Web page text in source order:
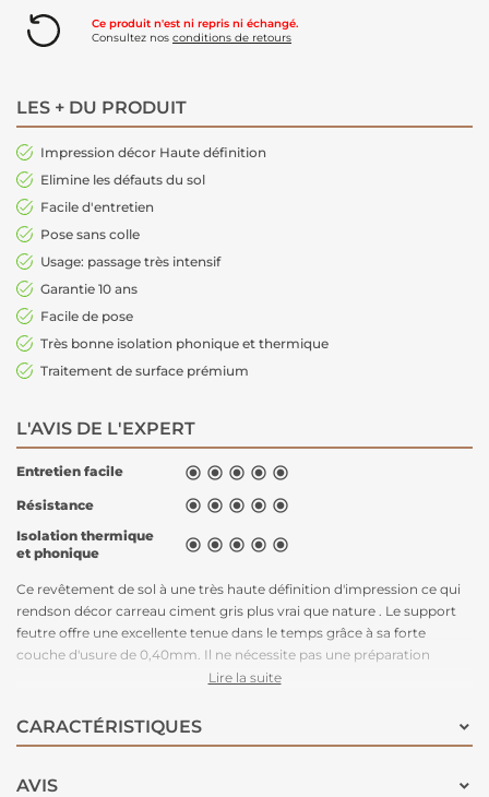
Ce produit n'est ni repris ni échangé.
Consultez nos conditions de retours
LES + DU PRODUIT
Impression décor Haute définition
Elimine les défauts du sol
Facile d'entretien
Pose sans colle
Usage: passage très intensif
Garantie 10 ans
Facile de pose
Très bonne isolation phonique et thermique
Traitement de surface prémium
L'AVIS DE L'EXPERT
Entretien facile     
Résistance     
Isolation thermique
et phonique
    
Ce revêtement de sol à une très haute définition d'impression ce qui
rendson décor carreau ciment gris plus vrai que nature . Le support
feutre offre une excellente tenue dans le temps grâce à sa forte
couche d'usure de 0,40mm. Il ne nécessite pas une préparation
préalable du sol. Il est possible de le poser sans colle. Sensation de
parfaitement votre pièce contemporraine.Dimension du carreau
25x25 cm.
Lire la suite
CARACTÉRISTIQUES
AVIS